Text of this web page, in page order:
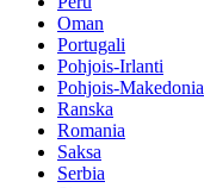
Oman
Portugali
Pohjois-Irlanti
Pohjois-Makedonia
Ranska
Romania
Saksa
Serbia